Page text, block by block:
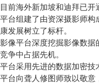
前海外新加坡和迪拜已开
平台组建了由资深摄影师
发展树立了标杆。
影像平台深度挖掘影像数
争中占据先机。
平台采用先进的数据加密
台向聋人修图师致以敬